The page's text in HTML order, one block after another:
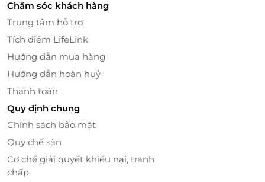
Dịch vụ 3 sao chuyên nghiệp – Thoải mái mọi
phút giây
Không chỉ sở hữu phòng nghỉ chất lượng, Đinh Gia
nhà hàngphục vụ ẩm thực địa phương đậm đà,
quầy barhiện đại cho những buổi tối thư giãn, và
phòng chờ chung
ngơi, trò chuyện.
Khách sạn cung cấp
đón, cùng Wi-Fi miễn phíphủ sóng toàn bộ khu vực,
đảm bảo mọi nhu cầu của bạn được đáp ứng nhanh
Chăm sóc khách hàng
Trung tâm hỗ trợ
Tích điểm LifeLink
Hướng dẫn mua hàng
Hướng dẫn hoàn huỷ
Thanh toán
Quy định chung
Chính sách bảo mật
Quy chế sàn
Cơ chế giải quyết khiếu nại, tranh
chấp